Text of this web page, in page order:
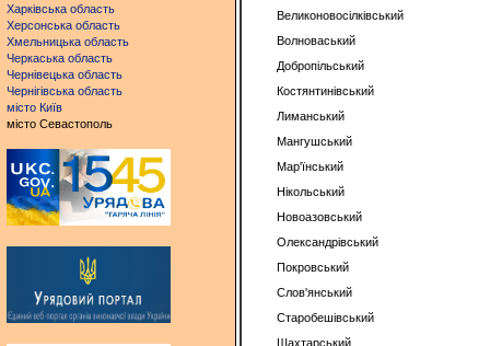
Харківська область
Херсонська область
Хмельницька область
Черкаська область
Чернівецька область
Чернігівська область
місто Київ
місто Севастополь
Великоновосілківський
Волноваський
Добропільський
Костянтинівський
Лиманський
Мангушський
Мар'їнський
Нікольський
Новоазовський
Олександрівський
Покровський
Слов'янський
Старобешівський
Шахтарський